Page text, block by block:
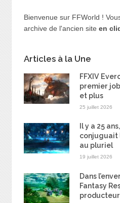
Bienvenue sur FFWorld !
archive de l'ancien site en
Articles à la Une
FFXIV
premier
et plus
25 juillet 2026
Il y a 25
conjuguait
au pluriel
19 juillet 2026
Dans
Fantasy
producteur